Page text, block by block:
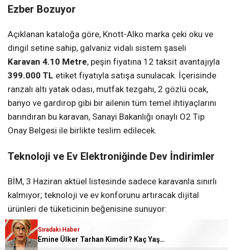
Ezber Bozuyor
Açıklanan kataloğa göre, Knott-Alko marka çeki oku ve
dingil setine sahip, galvaniz vidalı sistem şaseli
Karavan 4.10 Metre, peşin fiyatına 12 taksit avantajıyla
399.000 TL etiket fiyatıyla satışa sunulacak. İçerisinde
ranzalı altı yatak odası, mutfak tezgahı, 2 gözlü ocak,
banyo ve gardırop gibi bir ailenin tüm temel ihtiyaçlarını
barındıran bu karavan, Sanayi Bakanlığı onaylı O2 Tip
Onay Belgesi ile birlikte teslim edilecek.
Teknoloji ve Ev Elektroniğinde Dev İndirimler
BİM, 3 Haziran aktüel listesinde sadece karavanla sınırlı
kalmıyor; teknoloji ve ev konforunu artıracak dijital
ürünleri de tüketicinin beğenisine sunuyor:
Insta360 Go 3S Aksiyon Kamerası:
Sıradaki Haber
Emine Ülker Tarhan Kimdir? Kaç Yaşında, Nereli?